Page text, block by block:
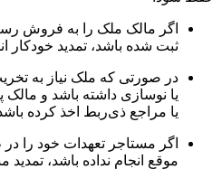
اگر مالک ملک را به فروش
ثبت شده باشد، تمدید خودکار
در صورتی که ملک نیاز به
یا نوسازی داشته باشد و مالک
یا مراجع ذی‌ربط اخذ کرده
اگر مستاجر تعهدات خود را
موقع انجام نداده باشد،